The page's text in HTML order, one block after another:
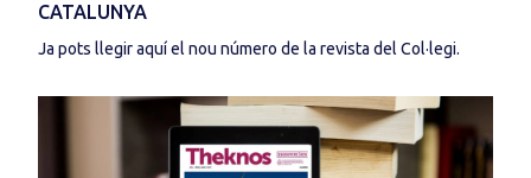
CATALUNYA
Ja pots llegir aquí el nou número de la revista del Col·legi.